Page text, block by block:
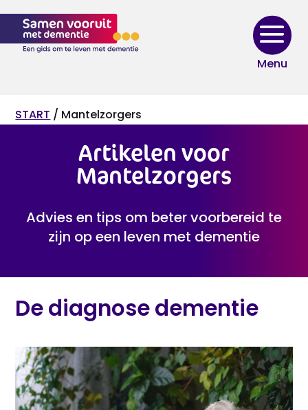
content
START / Mantelzorgers
Artikelen voor
Mantelzorgers
Advies en tips om beter voorbereid te
zijn op een leven met dementie
De diagnose dementie